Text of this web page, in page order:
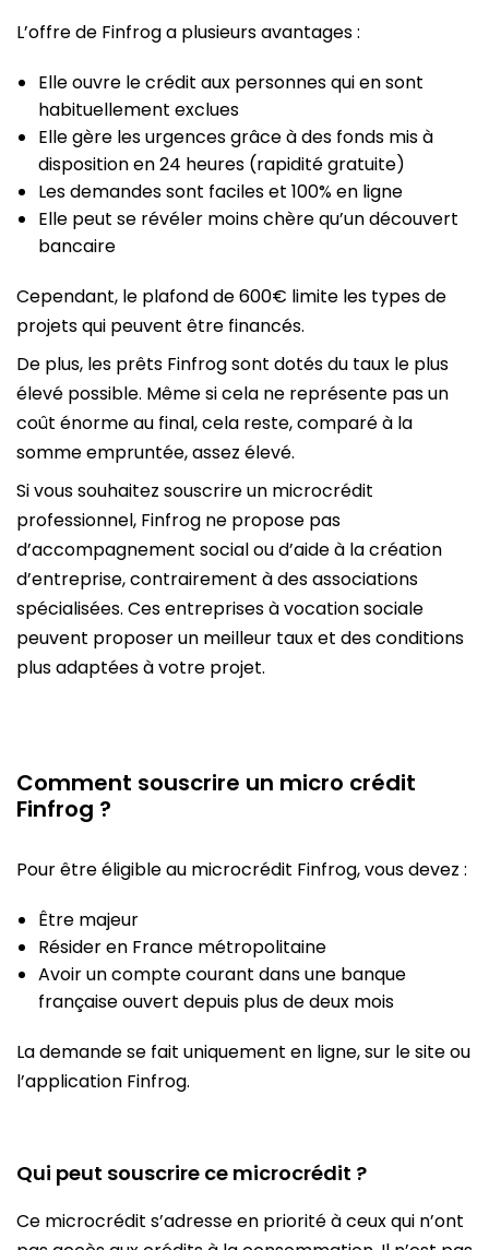
L’offre de Finfrog a plusieurs avantages :
Elle ouvre le crédit aux personnes qui en sont
habituellement exclues
Elle gère les urgences grâce à des fonds mis à
disposition en 24 heures (rapidité gratuite)
Les demandes sont faciles et 100% en ligne
Elle peut se révéler moins chère qu’un découvert
bancaire
Cependant, le plafond de 600€ limite les types de
projets qui peuvent être financés.
De plus, les prêts Finfrog sont dotés du taux le plus
élevé possible. Même si cela ne représente pas un
coût énorme au final, cela reste, comparé à la
somme empruntée, assez élevé.
Si vous souhaitez souscrire un microcrédit
professionnel, Finfrog ne propose pas
d’accompagnement social ou d’aide à la création
d’entreprise, contrairement à des associations
spécialisées. Ces entreprises à vocation sociale
peuvent proposer un meilleur taux et des conditions
plus adaptées à votre projet.
Comment souscrire un micro crédit
Finfrog ?
Pour être éligible au microcrédit Finfrog, vous devez :
Être majeur
Résider en France métropolitaine
Avoir un compte courant dans une banque
française ouvert depuis plus de deux mois
La demande se fait uniquement en ligne, sur le site ou
l’application Finfrog.
Qui peut souscrire ce microcrédit ?
Ce microcrédit s’adresse en priorité à ceux qui n’ont